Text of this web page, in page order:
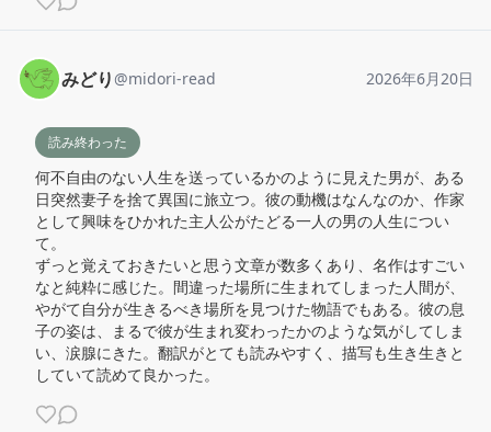
みどり @midori-read 2026年6月20日
読み終わった
何不自由のない人生を送っているかのように見えた男が、ある
日突然妻子を捨て異国に旅立つ。彼の動機はなんなのか、作家
として興味をひかれた主人公がたどる一人の男の人生につい
て。
ずっと覚えておきたいと思う文章が数多くあり、名作はすごい
なと純粋に感じた。間違った場所に生まれてしまった人間が、
やがて自分が生きるべき場所を見つけた物語でもある。彼の息
子の姿は、まるで彼が生まれ変わったかのような気がしてしま
い、涙腺にきた。翻訳がとても読みやすく、描写も生き生きと
していて読めて良かった。